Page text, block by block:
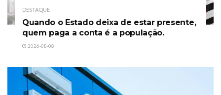
DESTAQUE
Quando o Estado deixa de estar presente,
quem paga a conta é a população.
2026-08-08